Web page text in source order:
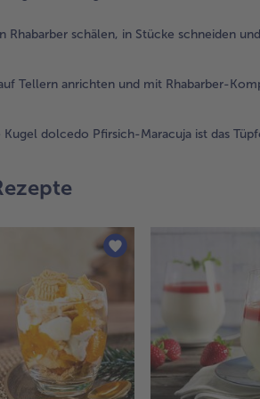
Rhabarber schälen, in Stücke schneiden
Tellern anrichten und mit Rhabarber-
Kugel dolcedo Pfirsich-Maracuja ist das